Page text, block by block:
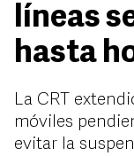
líneas
hasta
La CRT
móviles
evitar la